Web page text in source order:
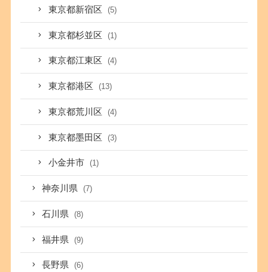
東京都新宿区 (5)
東京都杉並区 (1)
東京都江東区 (4)
東京都港区 (13)
東京都荒川区 (4)
東京都墨田区 (3)
小金井市 (1)
神奈川県 (7)
石川県 (8)
福井県 (9)
長野県 (6)